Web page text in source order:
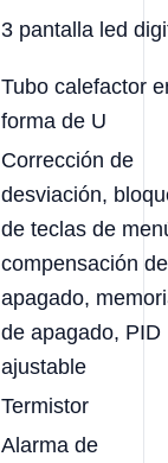
3 pantalla led
Tubo calefactor
forma de U
Corrección de
desviación,
de teclas de
compensación de
apagado,
de apagado, PID
ajustable
Termistor
Alarma de